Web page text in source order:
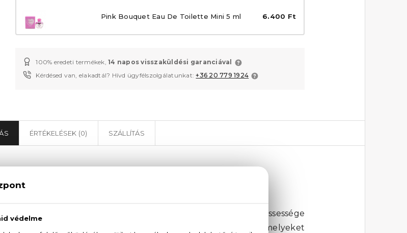
Pink Bouquet Eau De Toilette Mini 5 ml 6.400 Ft
100% eredeti termékek,14 napos visszaküldési garanciával
Kérdésed van, elakadtál? Hívd ügyfélszolgálatunkat:+36 20 779 1924
ÉRTÉKELÉSEK (0) SZÁLLÍTÁS
Pink Bouquet Eau De Toilette
női parfüm egy igazi illatos csokor, melyben a bergamott frissessége
Ezután a málna lágy, gyümölcsös jegyei lépnek elő, melyeket